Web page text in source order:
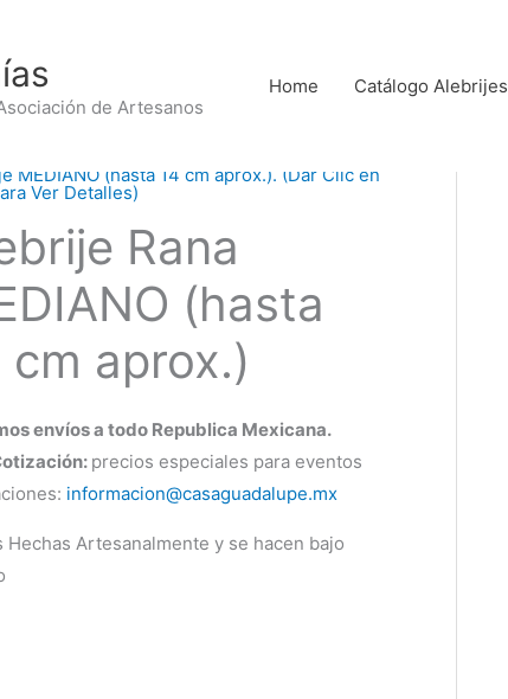
de Artesanos
Home Catálogo Alebrijes
MEDIANO (hasta 14 cm aprox.). (Dar Clic en
Ver Detalles)
Rana
(hasta
cm aprox.)
envíos a todo Republica Mexicana.
precios especiales para eventos
informacion@casaguadalupe.mx
Hechas Artesanalmente y se hacen bajo